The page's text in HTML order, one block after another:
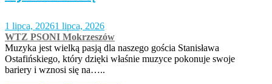
1 lipca, 20261 lipca, 2026
WTZ PSONI Mokrzeszów
Muzyka jest wielką pasją dla naszego gościa Stanisława
Ostafińskiego, który dzięki właśnie muzyce pokonuje swoje
bariery i wznosi się na…..